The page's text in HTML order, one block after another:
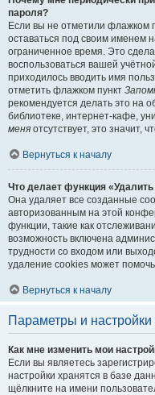
пароля?
Если вы не отметили флажком
оставаться под своим именем
ограниченное время. Это
воспользоваться вашей
приходилось вводить имя
отметить флажком пункт
рекомендуется делать это на
библиотеке, интернет-кафе,
меня отсутствует, это значит,
Вернуться к началу
Что делает функция
Она удаляет все созданные
авторизованным на этой
функции, такие как
возможность включена
трудности со входом или
удаление cookies может
Вернуться к началу
Параметры и настройки
Как мне изменить мои
Если вы являетесь
настройки хранятся в базе
щёлкните на имени